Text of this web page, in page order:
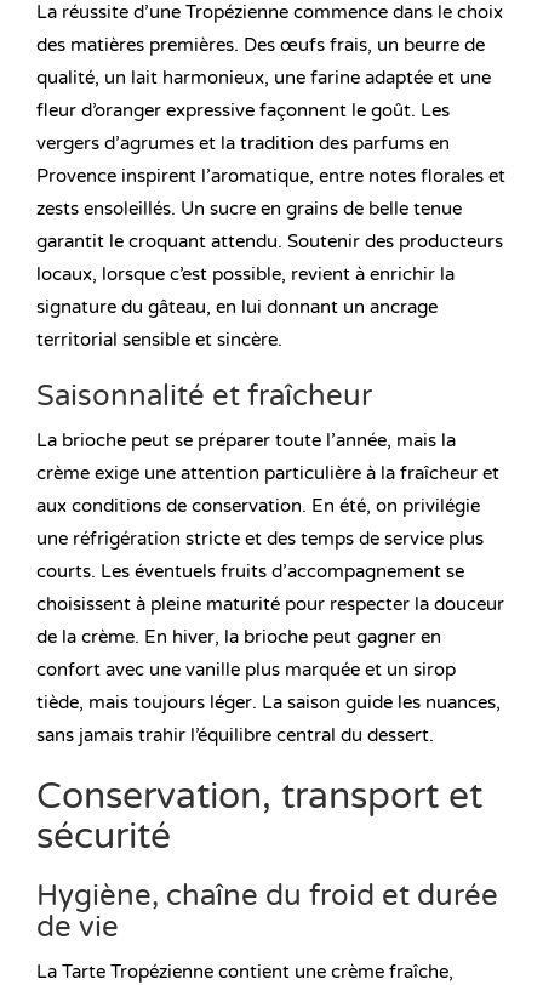
La réussite d’une Tropézienne commence dans le choix
des matières premières. Des œufs frais, un beurre de
qualité, un lait harmonieux, une farine adaptée et une
fleur d’oranger expressive façonnent le goût. Les
vergers d’agrumes et la tradition des parfums en
Provence inspirent l’aromatique, entre notes florales et
zests ensoleillés. Un sucre en grains de belle tenue
garantit le croquant attendu. Soutenir des producteurs
locaux, lorsque c’est possible, revient à enrichir la
signature du gâteau, en lui donnant un ancrage
territorial sensible et sincère.
Saisonnalité et fraîcheur
La brioche peut se préparer toute l’année, mais la
crème exige une attention particulière à la fraîcheur et
aux conditions de conservation. En été, on privilégie
une réfrigération stricte et des temps de service plus
courts. Les éventuels fruits d’accompagnement se
choisissent à pleine maturité pour respecter la douceur
de la crème. En hiver, la brioche peut gagner en
confort avec une vanille plus marquée et un sirop
tiède, mais toujours léger. La saison guide les nuances,
sans jamais trahir l’équilibre central du dessert.
Conservation, transport et
sécurité
Hygiène, chaîne du froid et durée
de vie
La Tarte Tropézienne contient une crème fraîche,